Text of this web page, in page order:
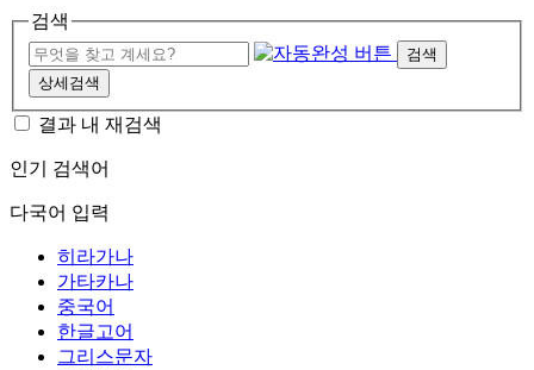
검색
검색
상세검색
결과 내 재검색
인기 검색어
다국어 입력
히라가나
가타카나
중국어
한글고어
그리스문자